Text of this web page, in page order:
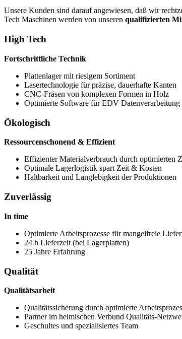
Unsere Kunden sind darauf angewiesen, daß wir
Tech Maschinen werden von unseren qualifizierten
High Tech
Fortschrittliche Technik
Plattenlager mit riesigem Sortiment
Lasertechnologie für präzise, dauerhafte Kanten
CNC-Fräsen von komplexen Formen in Holz
Optimierte Software für EDV Datenverarbeitung
Ökologisch
Ressourcenschonend & Effizient
Effizienter Materialverbrauch durch optimierten
Optimale Lagerlogistik spart Zeit & Kosten
Haltbarkeit und Langlebigkeit der Produktionen
Zuverlässig
In time
Optimierte Arbeitsprozesse für mangelfreie
24 h Lieferzeit (bei Lagerplatten)
25 Jahre Erfahrung
Qualität
Qualitätsarbeit
Qualitätssicherung durch optimierte
Partner im heimischen Verbund Qualitäts-
Geschultes und spezialisiertes Team